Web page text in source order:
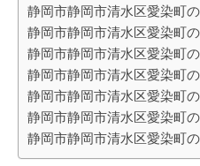
静岡市静岡市清水区愛染町の
静岡市静岡市清水区愛染町
静岡市静岡市清水区愛染町
静岡市静岡市清水区愛染町
静岡市静岡市清水区愛染町
静岡市静岡市清水区愛染町
静岡市静岡市清水区愛染町